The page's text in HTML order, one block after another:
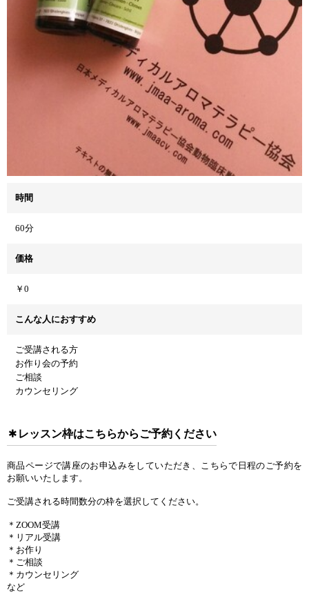
時間
60分
価格
￥0
こんな人におすすめ
ご受講される方
お作り会の予約
ご相談
カウンセリング
レッスン枠はこちらからご予約ください
商品ページで講座のお申込みをしていただき、こちらで日程のご予約を
お願いいたします。
ご受講される時間数分の枠を選択してください。
＊ZOOM受講
＊リアル受講
＊お作り
＊ご相談
＊カウンセリング
など